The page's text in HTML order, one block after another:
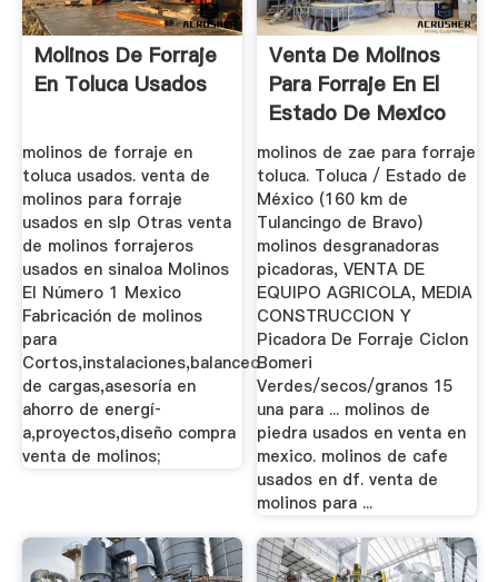
Molinos De Forraje
En Toluca Usados
molinos de forraje en
toluca usados. venta de
molinos para forraje
usados en slp Otras venta
de molinos forrajeros
usados en sinaloa Molinos
El Número 1 Mexico
Fabricación de molinos
para
Cortos,instalaciones,balanceo
de cargas,asesorí­a en
ahorro de energí­
a,proyectos,diseño compra
venta de molinos;
Venta De Molinos
Para Forraje En El
Estado De Mexico
molinos de zae para forraje
toluca. Toluca / Estado de
México (160 km de
Tulancingo de Bravo)
molinos desgranadoras
picadoras, VENTA DE
EQUIPO AGRICOLA, MEDIA
CONSTRUCCION Y
Picadora De Forraje Ciclon
Bomeri
Verdes/secos/granos 15
una para ... molinos de
piedra usados en venta en
mexico. molinos de cafe
usados en df. venta de
molinos para ...